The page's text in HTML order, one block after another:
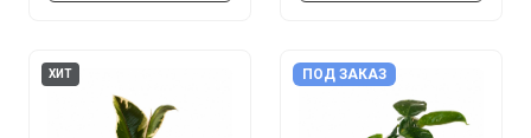
ХИТ ПОД ЗАКАЗ